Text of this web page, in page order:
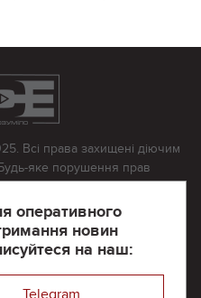
оперативного
новин
на наш:
Telegram
Всі права захищені діючим
яке порушення прав
Будь-яке відтворення
дозволу редакції.
усіх матеріалів, розміщених
містять посилання на інші
видання, несе редакційна